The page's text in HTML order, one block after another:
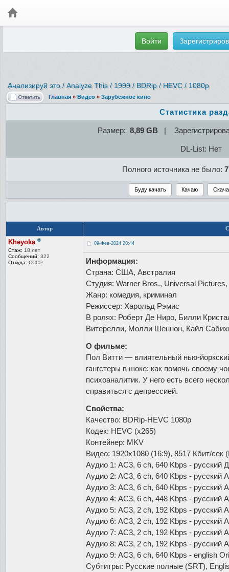
Войти
Анализируй это / Analyze This / 1999 / BDRip / HEVC / 1080p
Главная » Видео » Зарубежное кино
Статистика
Размер: 8,89 GB |
DL-List: Нет
Полного источника не было:
Автор
Kheyoka ®
Стаж: 18 лет
Сообщений: 322
Откуда: СССР
09-Фев-2024 20:44
Информация:
Страна: США, Австралия
Студия: Warner Bros., Universal
Жанр: комедия, криминал
Режиссер: Харольд Рэмис
В ролях: Роберт Де Ниро, Билли
Витерелли, Молли Шеннон, Кайл
О фильме:
Пол Витти — влиятельный нью-
гангстеры в шоке: как помочь своему
психоаналитик. У него есть всего
справиться с депрессией.
Свойства:
Качество: BDRip-HEVC 1080p
Кодек: HEVC (x265)
Контейнер: MKV
Видео: 1920x1080 (16:9), 8517 Кбит/сек
Аудио 1: AC3, 6 ch, 640 Kbps - русский
Аудио 2: AC3, 6 ch, 640 Kbps - русский
Аудио 3: AC3, 6 ch, 640 Kbps - русский
Аудио 4: AC3, 6 ch, 448 Kbps - русский
Аудио 5: AC3, 2 ch, 192 Kbps - русский
Аудио 6: AC3, 2 ch, 192 Kbps - русский
Аудио 7: AC3, 2 ch, 192 Kbps - русский
Аудио 8: AC3, 2 ch, 192 Kbps - русский
Аудио 9: AC3, 6 ch, 640 Kbps - english
Субтитры: Русские полные (SRT),